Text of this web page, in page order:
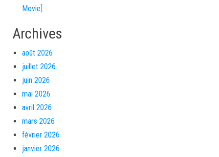
Movie]
Archives
août 2026
juillet 2026
juin 2026
mai 2026
avril 2026
mars 2026
février 2026
janvier 2026